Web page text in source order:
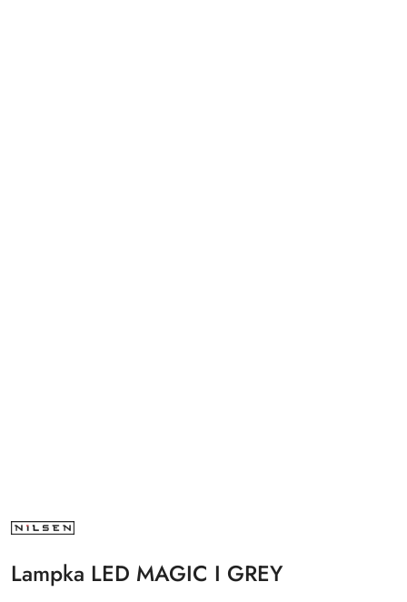
NAZWA
PRODUCENTA:
Lampka LED MAGIC I GREY